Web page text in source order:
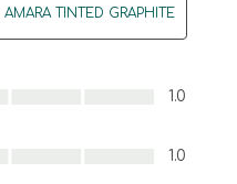
TINTED GRAPHITE
5
1.0
1.0